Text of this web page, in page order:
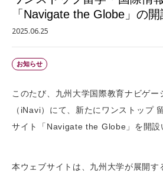
「Navigate the Globe」の
2025.06.25
お知らせ
このたび、九州大学国際教育ナビゲー
（iNavi）にて、新たにワンストップ
サイト「Navigate the Globe」を開設
本ウェブサイトは、九州大学が展開す